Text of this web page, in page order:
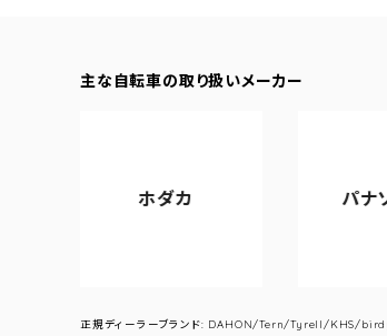
主な自転車の取り扱いメーカー
正規ディーラーブランド: DAHON/Tern/Tyrell/KHS/